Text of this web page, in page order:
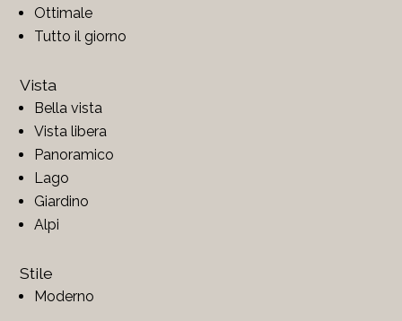
Ottimale
Tutto il giorno
Vista
Bella vista
Vista libera
Panoramico
Lago
Giardino
Alpi
Stile
Moderno